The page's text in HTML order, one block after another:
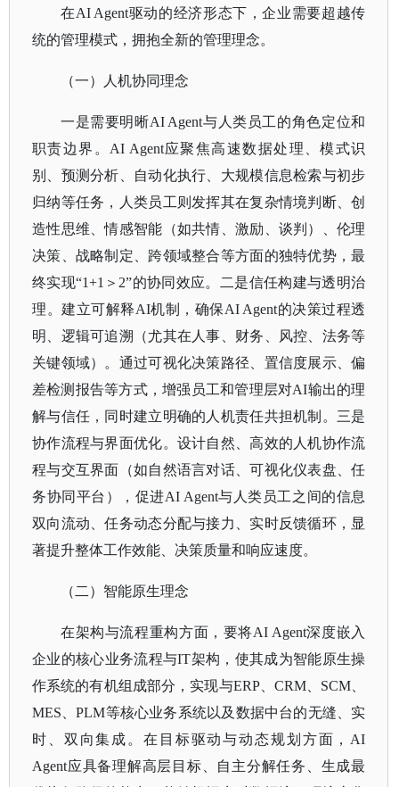
在AI Agent驱动的经济形态下，企业需要超越传
统的管理模式，拥抱全新的管理理念。
（一）人机协同理念
一是需要明晰AI Agent与人类员工的角色定位和
职责边界。AI Agent应聚焦高速数据处理、模式识
别、预测分析、自动化执行、大规模信息检索与初步
归纳等任务，人类员工则发挥其在复杂情境判断、创
造性思维、情感智能（如共情、激励、谈判）、伦理
决策、战略制定、跨领域整合等方面的独特优势，最
终实现“1+1＞2”的协同效应。二是信任构建与透明治
理。建立可解释AI机制，确保AI Agent的决策过程透
明、逻辑可追溯（尤其在人事、财务、风控、法务等
关键领域）。通过可视化决策路径、置信度展示、偏
差检测报告等方式，增强员工和管理层对AI输出的理
解与信任，同时建立明确的人机责任共担机制。三是
协作流程与界面优化。设计自然、高效的人机协作流
程与交互界面（如自然语言对话、可视化仪表盘、任
务协同平台），促进AI Agent与人类员工之间的信息
双向流动、任务动态分配与接力、实时反馈循环，显
著提升整体工作效能、决策质量和响应速度。
（二）智能原生理念
在架构与流程重构方面，要将AI Agent深度嵌入
企业的核心业务流程与IT架构，使其成为智能原生操
作系统的有机组成部分，实现与ERP、CRM、SCM、
MES、PLM等核心业务系统以及数据中台的无缝、实
时、双向集成。在目标驱动与动态规划方面，AI
Agent应具备理解高层目标、自主分解任务、生成最